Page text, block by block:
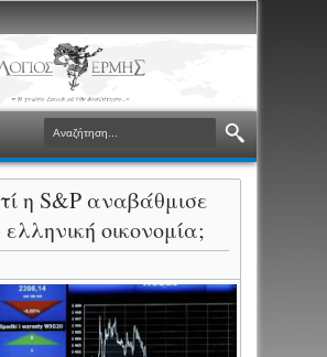
η S&P αναβάθμισε
ελληνική οικονομία;